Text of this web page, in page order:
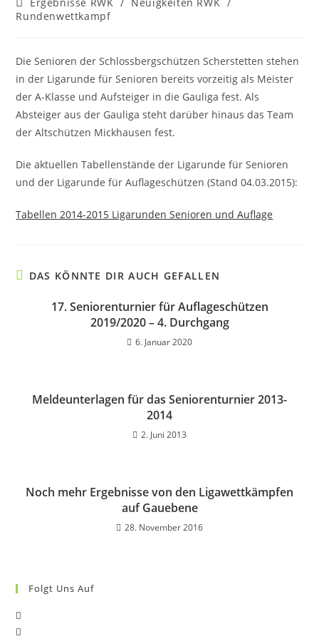
Kategorie:
Rundenwettkampf
Die Senioren der Schlossbergschützen Scherstetten stehen
in der Ligarunde für Senioren bereits vorzeitig als Meister
der A-Klasse und Aufsteiger in die Gauliga fest. Als
Absteiger aus der Gauliga steht darüber hinaus das Team
der Altschützen Mickhausen fest.
Die aktuellen Tabellenstände der Ligarunde für Senioren
und der Ligarunde für Auflageschützen (Stand 04.03.2015):
Tabellen 2014-2015 Ligarunden Senioren und Auflage
DAS KÖNNTE DIR AUCH GEFALLEN
17. Seniorenturnier für Auflageschützen
2019/2020 – 4. Durchgang
6. Januar 2020
Meldeunterlagen für das Seniorenturnier 2013-
2014
2. Juni 2013
Noch mehr Ergebnisse von den Ligawettkämpfen
auf Gauebene
28. November 2016
Folgt Uns Auf